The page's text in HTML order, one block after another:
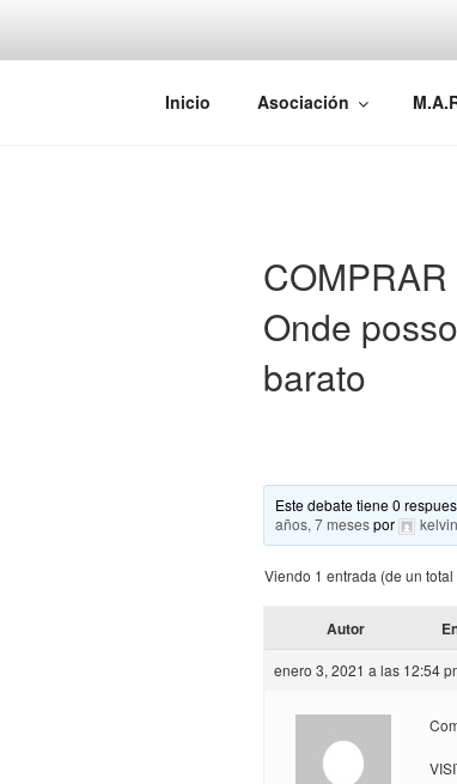
Asociación Española
Inicio Asociación
Onde
barato
Este debate tiene 0
años, 7 mesespor
Viendo 1 entrada (de un total
Autor
enero 3, 2021 a las 12:54